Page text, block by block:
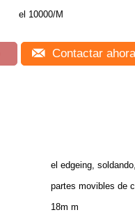
el 10000/M
Contactar ahora
el edgeing,
partes movibles de
18m m